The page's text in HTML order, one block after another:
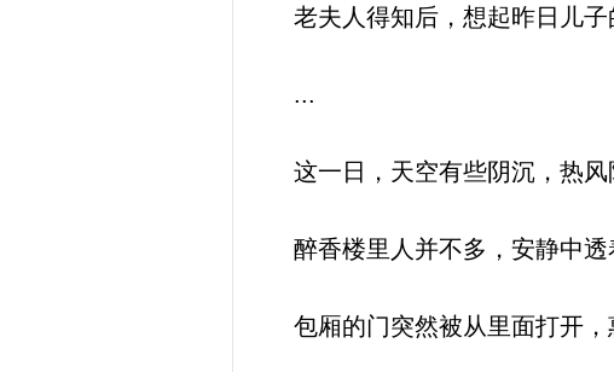
老夫人得知后，想起昨日儿子
...
这一日，天空有些阴沉，热风
醉香楼里人并不多，安静中透
包厢的门突然被从里面打开，